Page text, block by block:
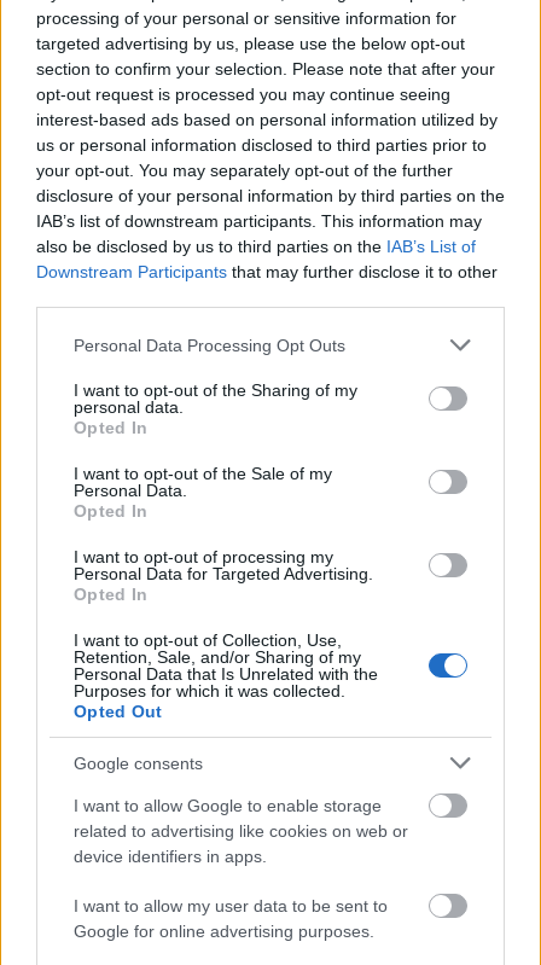
processing of your personal or sensitive information for
targeted advertising by us, please use the below opt-out
section to confirm your selection. Please note that after your
opt-out request is processed you may continue seeing
interest-based ads based on personal information utilized by
us or personal information disclosed to third parties prior to
your opt-out. You may separately opt-out of the further
disclosure of your personal information by third parties on the
IAB’s list of downstream participants. This information may
also be disclosed by us to third parties on the IAB’s List of
Downstream Participants that may further disclose it to other
Please note that this website/app uses one or more Google
not limited to your visit or usage behaviour. You may click to
grant or deny consent to Google and its third-party tags to
use your data for below specified purposes in below Google
consent section.
Personal Data Processing Opt Outs
I want to opt-out of the Sharing of my
personal data.
Opted In
I want to opt-out of the Sale of my
Personal Data.
Opted In
I want to opt-out of processing my
Personal Data for Targeted Advertising.
Opted In
I want to opt-out of Collection, Use,
Retention, Sale, and/or Sharing of my
Personal Data that Is Unrelated with the
Purposes for which it was collected.
Opted Out
Google consents
I want to allow Google to enable storage
related to advertising like cookies on web or
device identifiers in apps.
I want to allow my user data to be sent to
Google for online advertising purposes.
„Nem élek luxusban, de nincs okom
panaszra” - Gundel Takács Gábor
szabadúszónak állt
SZTÁRHÍREK
Kocsis Tibor: „Olyan országban
szeretnék élni, ahol ez nem téma”